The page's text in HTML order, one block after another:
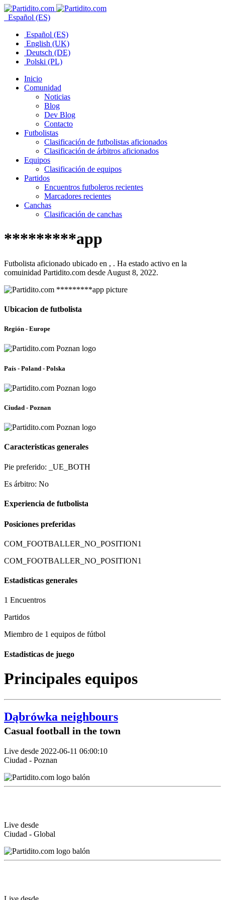
Español (ES)
Español (ES)
English (UK)
Deutsch (DE)
Polski (PL)
Inicio
Comunidad
Noticias
Blog
Dev Blog
Contacto
Futbolistas
Clasificación de futbolistas aficionados
Clasificación de árbitros aficionados
Equipos
Clasificación de equipos
Partidos
Encuentros futboleros recientes
Marcadores recientes
Canchas
Clasificación de canchas
*********app
Futbolista aficionado ubicado en , . Ha estado activo en la
comuinidad Partidito.com desde August 8, 2022.
Ubicacion de futbolista
Región - Europe
País - Poland - Polska
Ciudad - Poznan
Caracteristicas generales
Pie preferido: _UE_BOTH
Es árbitro: No
Experiencia de futbolista
Posiciones preferidas
COM_FOOTBALLER_NO_POSITION1
COM_FOOTBALLER_NO_POSITION1
Estadisticas generales
1 Encuentros
Partidos
Miembro de 1 equipos de fútbol
Estadisticas de juego
Principales equipos
Dąbrówka neighbours
Casual football in the town
Live desde 2022-06-11 06:00:10
Ciudad - Poznan
Live desde
Ciudad - Global